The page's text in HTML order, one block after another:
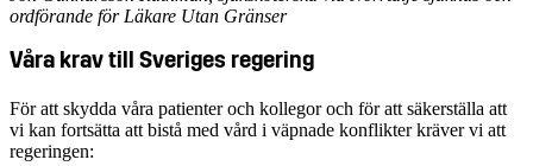
ordförande för Läkare Utan Gränser
Våra krav till Sveriges regering
För att skydda våra patienter och kollegor och för att säkerställa att
vi kan fortsätta att bistå med vård i väpnade konflikter kräver vi att
regeringen: